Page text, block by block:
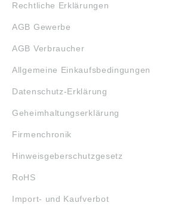
Rechtliche Erklärungen
AGB Gewerbe
AGB Verbraucher
Allgemeine Einkaufsbedingungen
Datenschutz-Erklärung
Geheimhaltungserklärung
Firmenchronik
Hinweisgeberschutzgesetz
RoHS
Import- und Kaufverbot